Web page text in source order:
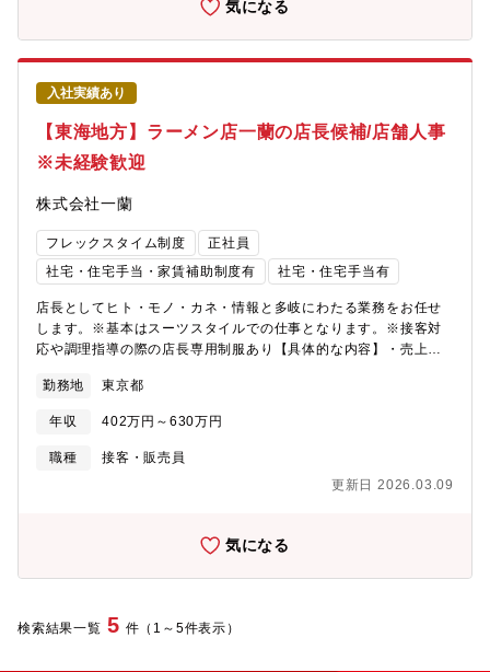
をいち早く発見して解決することでスタッフが働きやすい環境づ
くりに力を注いで頂きます。服装もスーツの日もあり、一人一台
PC貸与と一般的なラーメン店の店長のイメージとは異なるスタイ
ルとなります。残業をよしとしない企業風土ですので、1日8時間
という限られた時間で、いかに優秀なスタッフを育成し雰囲気の
良いお店を作れるかが重要です。
気になる
入社実績あり
【東海地方】ラーメン店一蘭の店長候補/店舗人事
※未経験歓迎
株式会社一蘭
フレックスタイム制度
正社員
社宅・住宅手当・家賃補助制度有
社宅・住宅手当有
店長としてヒト・モノ・カネ・情報と多岐にわたる業務をお任せ
します。※基本はスーツスタイルでの仕事となります。※接客対
応や調理指導の際の店長専用制服あり【具体的な内容】・売上目
間帯責任者へのOJT、OFT・アルバイトへの伝達回覧・設備類メ
ンテナンス対応の調整・取材対応時の立ち合い、内容に応じて出
演・店舗看板の管理・各部門からの店舗依頼対応・エリア、全体
会議への出席・各プロジェクトへの参加・お客様へのイベント企
の時間帯で顧客満足度の高い店舗にすることです。そのために
ニケーションを繰り返してモチベーションを醸成し、現場の課題
をいち早く発見して解決することでスタッフが働きやすい環境づ
くりに力を注いで頂きます。服装もスーツの日もあり、一人一台
ルとなります。残業をよしとしない企業風土ですので、1日8時間
勤務地 東京都
年収 402万円～630万円
職種
接客・販売員
更新日 2026.03.09
気になる
検索結果一覧 5 件（1～5件表示）